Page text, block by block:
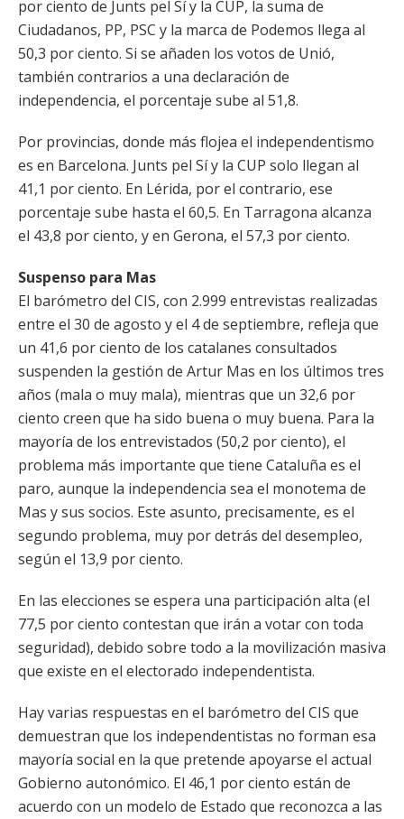
por ciento de Junts pel Sí y la CUP, la suma de
Ciudadanos, PP, PSC y la marca de Podemos llega al
50,3 por ciento. Si se añaden los votos de Unió,
también contrarios a una declaración de
independencia, el porcentaje sube al 51,8.
Por provincias, donde más flojea el independentismo
es en Barcelona. Junts pel Sí y la CUP solo llegan al
41,1 por ciento. En Lérida, por el contrario, ese
porcentaje sube hasta el 60,5. En Tarragona alcanza
el 43,8 por ciento, y en Gerona, el 57,3 por ciento.
Suspenso para Mas
El barómetro del CIS, con 2.999 entrevistas realizadas
entre el 30 de agosto y el 4 de septiembre, refleja que
un 41,6 por ciento de los catalanes consultados
suspenden la gestión de Artur Mas en los últimos tres
años (mala o muy mala), mientras que un 32,6 por
ciento creen que ha sido buena o muy buena. Para la
mayoría de los entrevistados (50,2 por ciento), el
problema más importante que tiene Cataluña es el
paro, aunque la independencia sea el monotema de
Mas y sus socios. Este asunto, precisamente, es el
segundo problema, muy por detrás del desempleo,
según el 13,9 por ciento.
En las elecciones se espera una participación alta (el
77,5 por ciento contestan que irán a votar con toda
seguridad), debido sobre todo a la movilización masiva
que existe en el electorado independentista.
Hay varias respuestas en el barómetro del CIS que
demuestran que los independentistas no forman esa
mayoría social en la que pretende apoyarse el actual
Gobierno autonómico. El 46,1 por ciento están de
acuerdo con un modelo de Estado que reconozca a las